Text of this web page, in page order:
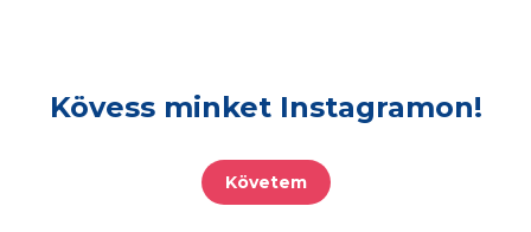
Kövess minket Instagramon!
Követem